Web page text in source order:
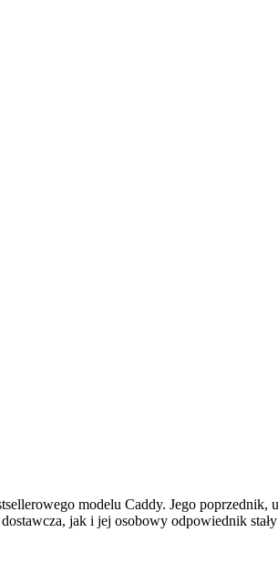
modelu Caddy. Jego
jak i jej osobowy odpowiednik